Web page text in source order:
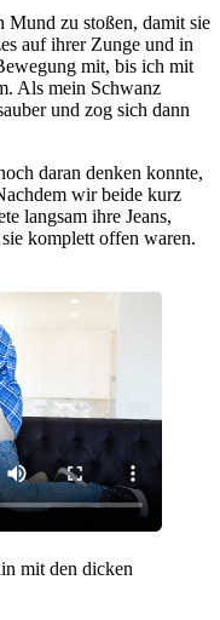
Mund zu stoßen, damit sie
auf ihrer Zunge und in
mit, bis ich mit
Als mein Schwanz
und zog sich dann
daran denken konnte,
wir beide kurz
langsam ihre Jeans,
komplett offen waren.
mit den dicken